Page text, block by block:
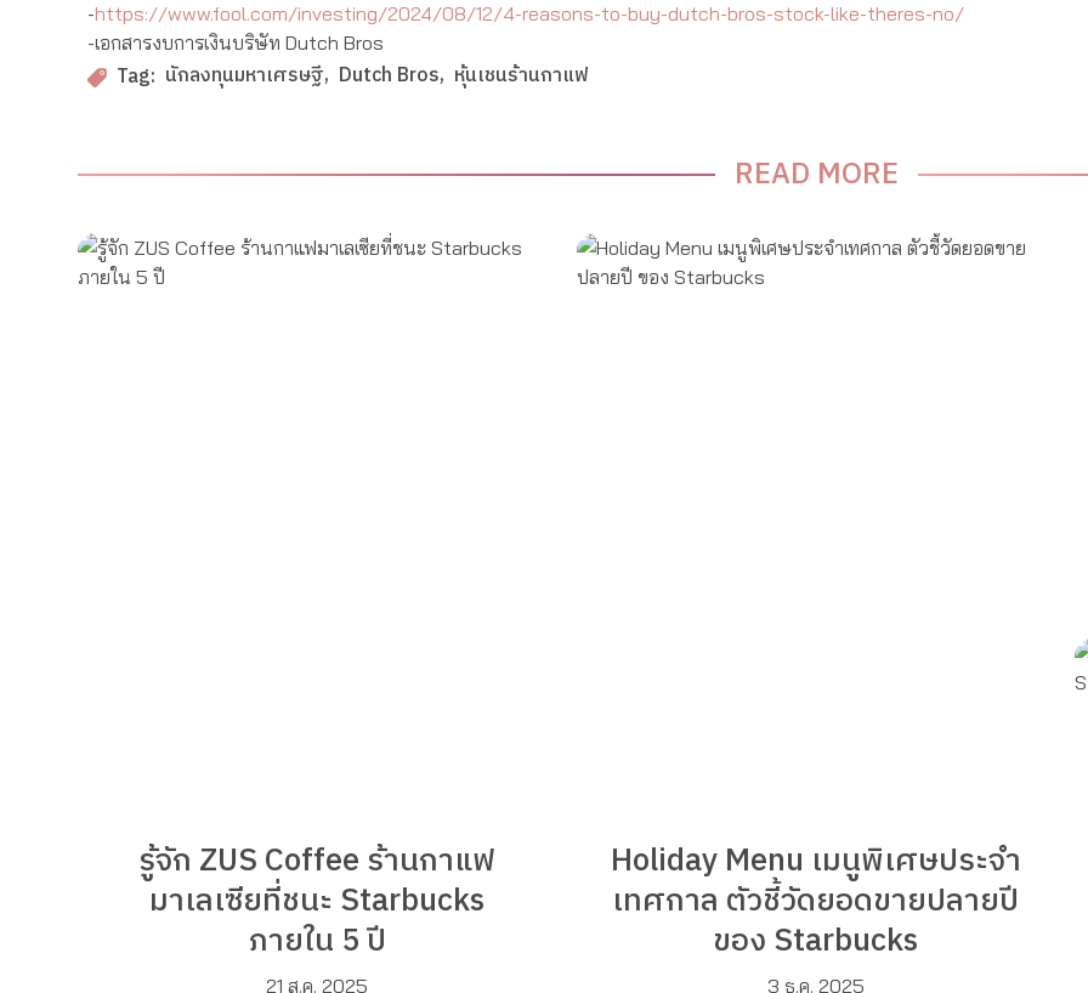
-https://www.fool.com/investing/2024/08/12/4-reasons-to-buy-dutch-bros-stock-like-theres-no/
-เอกสารงบการเงินบริษัท Dutch Bros
Tag: นักลงทุนมหาเศรษฐี Dutch Bros หุ้นเชนร้านกาแฟ
READ MORE
รู้จัก ZUS Coffee ร้านกาแฟ
มาเลเซียที่ชนะ Starbucks
ภายใน 5 ปี
21 ส.ค. 2025
Holiday Menu เมนูพิเศษประจำ
เทศกาล ตัวชี้วัดยอดขายปลายปี
ของ Starbucks
3 ธ.ค. 2025